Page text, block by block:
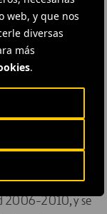
web, y que nos
diversas
más
.
español es
ha sido
como ‘Renove’
la entrada en
contaminantes
de Alberto
a principios de
Local para la
2006-2010, y se